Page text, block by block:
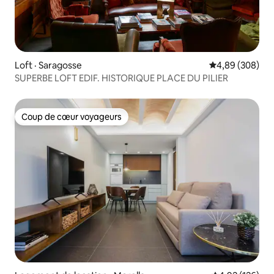
Loft · Saragosse Note
4,89 (308)
SUPERBE LOFT EDIF. HISTORIQUE PLACE DU PILIER
Coup de cœur voyageurs
Coup de cœur voyageurs